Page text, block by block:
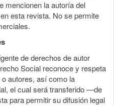
mencionen la autoría del
esta revista. No se permite
de derechos de autor
Social reconoce y respeta
autores, así como la
el cual será transferido —de
para permitir su difusión legal